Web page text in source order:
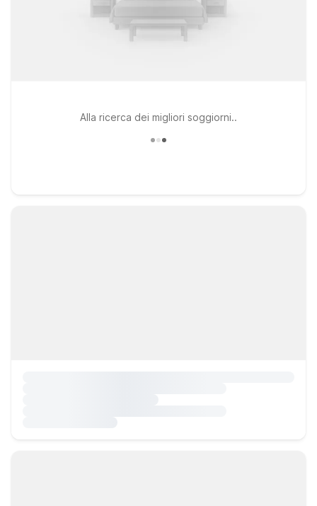
Alla ricerca dei migliori soggiorni..